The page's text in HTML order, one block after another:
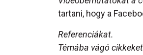
tartani, hogy a
Referenciákat.
Témába vágó